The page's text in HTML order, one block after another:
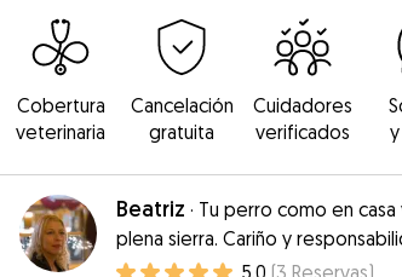
Cobertura
veterinaria
Cancelación
gratuita
Cuidadores
verificados
Beatriz · Tu perro como en casa
plena sierra. Cariño y
5.0 (3 Reservas)